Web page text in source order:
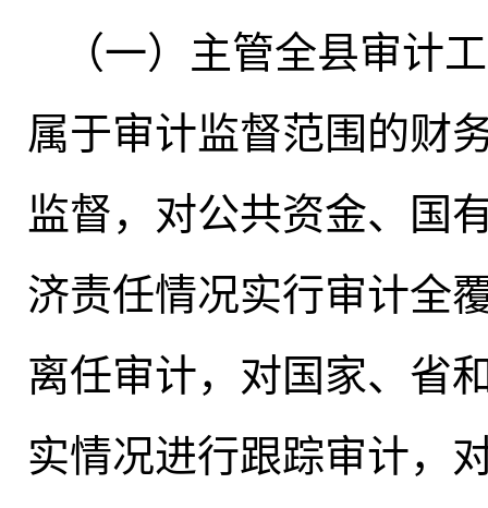
（一）主管全县审计
属于审计监督范围的财
监督，对公共资金、国
济责任情况实行审计全
离任审计，对国家、省
实情况进行跟踪审计，